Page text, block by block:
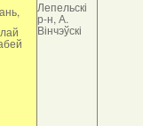
Лепельскі
р-н, А.
Вінчэўскі